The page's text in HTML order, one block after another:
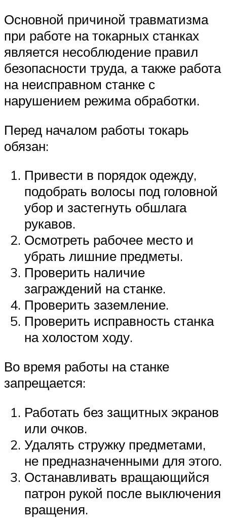
Основной причиной травматизма
при работе на токарных станках
является несоблюдение правил
безопасности труда, а также работа
на неисправном станке с
нарушением режима обработки.
Перед началом работы токарь
обязан:
Привести в порядок одежду,
подобрать волосы под головной
убор и застегнуть обшлага
рукавов.
Осмотреть рабочее место и
убрать лишние предметы.
Проверить наличие
заграждений на станке.
Проверить заземление.
Проверить исправность станка
на холостом ходу.
Во время работы на станке
запрещается:
Работать без защитных экранов
или очков.
Удалять стружку предметами,
не предназначенными для этого.
Останавливать вращающийся
патрон рукой после выключения
вращения.